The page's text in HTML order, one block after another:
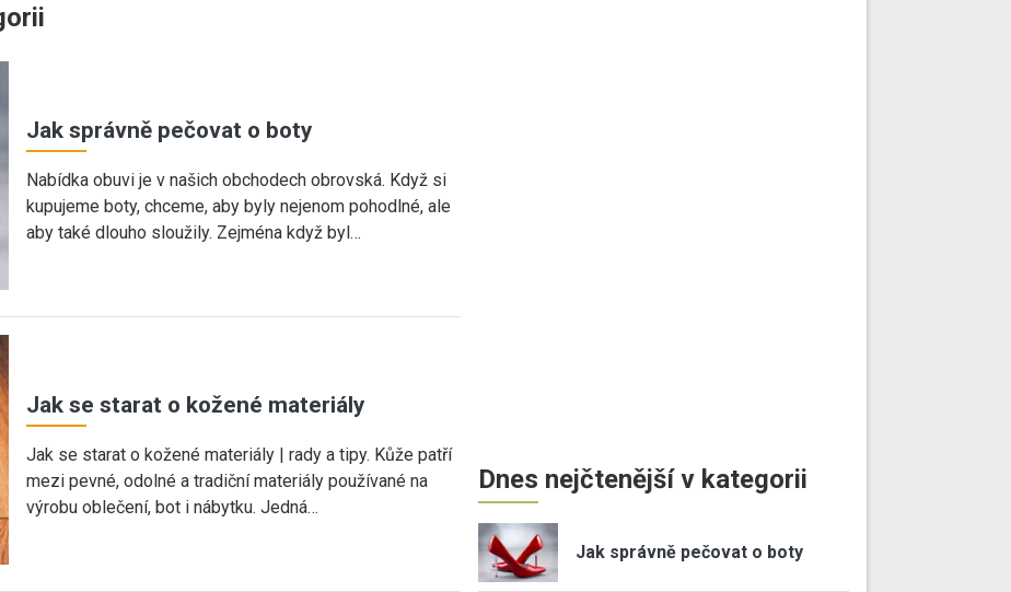
Jak správně pečovat o boty
Nabídka obuvi je v našich obchodech obrovská. Když si
kupujeme boty, chceme, aby byly nejenom pohodlné, ale
aby také dlouho sloužily. Zejména když byl…
Jak se starat o kožené materiály
Jak se starat o kožené materiály | rady a tipy. Kůže patří
mezi pevné, odolné a tradiční materiály používané na
výrobu oblečení, bot i nábytku. Jedná…
Dnes nejčtenější v kategorii
Jak správně pečovat o boty